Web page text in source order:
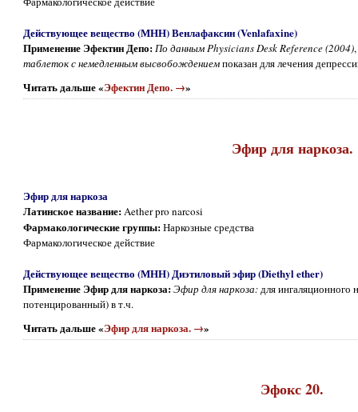
Действующее вещество (МНН) Венлафаксин (Venlafaxine)
Применение Эфектин Депо:По данным Physicians Desk Reference (2004)
таблеток с немедленным высвобождениемпоказан для лечения
Читать дальше «Эфектин Депо. →»
Эфир для наркоза.
Эфир для наркоза
Латинское название:Aether pro narcosi
Фармакологические группы:Наркозные средства
Фармакологическое действие
Действующее вещество (МНН) Диэтиловый эфир (Diethyl ether)
Применение Эфир для наркоза:Эфир для наркоза:для
потенцированный) в т.ч.
Читать дальше «Эфир для наркоза. →»
Эфокс 20.